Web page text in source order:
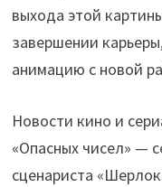
выхода этой
завершении
анимацию с новой
Новости кино и
«Опасных чисел» —
сценариста